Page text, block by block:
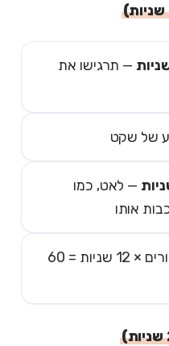
— תרגישו את
של שקט
— לאט, כמו
אותו
(5 מחזורים × 12 שניות = 60